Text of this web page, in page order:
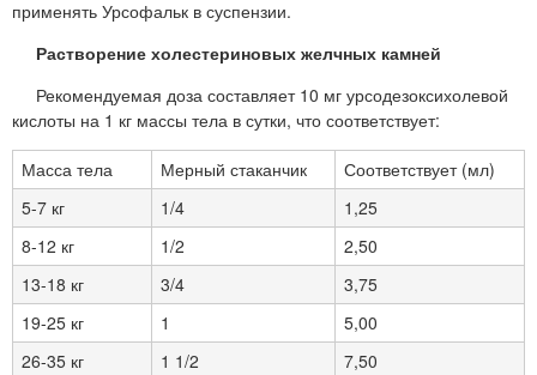
применять Урсофальк в суспензии.
Растворение холестериновых желчных камней
Рекомендуемая доза составляет 10 мг урсодезоксихолевой
кислоты на 1 кг массы тела в сутки, что соответствует:
Масса тела Мерный стаканчик
Соответствует (мл)
5-7 кг
1/4
1,25
8-12 кг
1/2
2,50
13-18 кг
3/4
3,75
19-25 кг
1
5,00
26-35 кг
1 1/2
7,50